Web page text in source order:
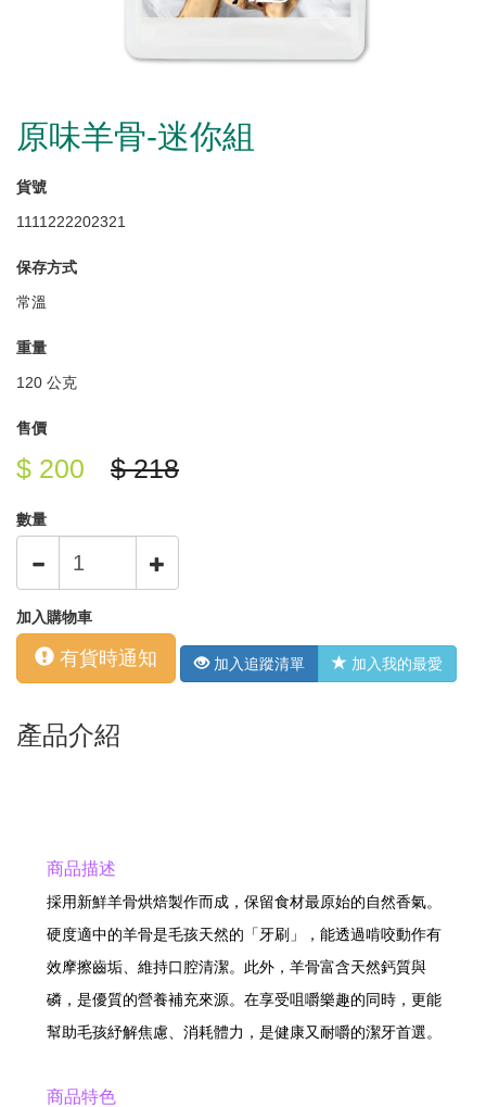
原味羊骨-迷你組
貨號
1111222202321
保存方式
常溫
重量
120 公克
售價
$ 200 $ 218
數量
加入購物車
有貨時通知 加入追蹤清單 加入我的最愛
產品介紹
商品描述
採用新鮮羊骨烘焙製作而成，保留食材最原始的自然香氣。
硬度適中的羊骨是毛孩天然的「牙刷」，能透過啃咬動作有
效摩擦齒垢、維持口腔清潔。此外，羊骨富含天然鈣質與
磷，是優質的營養補充來源。在享受咀嚼樂趣的同時，更能
幫助毛孩紓解焦慮、消耗體力，是健康又耐嚼的潔牙首選。
商品特色